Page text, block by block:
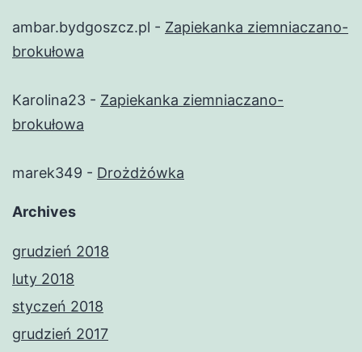
ambar.bydgoszcz.pl - Zapiekanka ziemniaczano-
brokułowa
Karolina23 - Zapiekanka ziemniaczano-
brokułowa
marek349 - Drożdżówka
Archives
grudzień 2018
luty 2018
styczeń 2018
grudzień 2017